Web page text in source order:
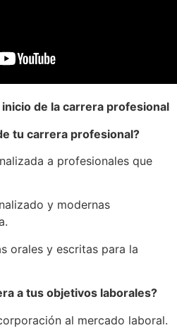
de la carrera profesional
tu carrera profesional?
a profesionales que
y modernas
orales y escritas para la
a tus objetivos laborales?
al mercado laboral.